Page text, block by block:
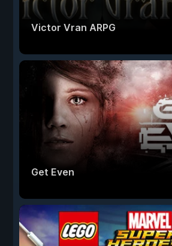
Victor Vran ARPG
Get Even